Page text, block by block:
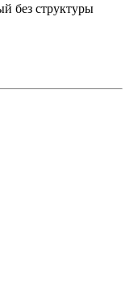
без структуры